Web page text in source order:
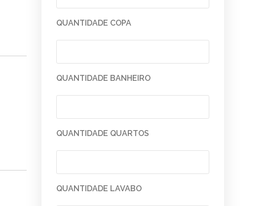
QUANTIDADE COPA
QUANTIDADE BANHEIRO
QUANTIDADE QUARTOS
QUANTIDADE LAVABO